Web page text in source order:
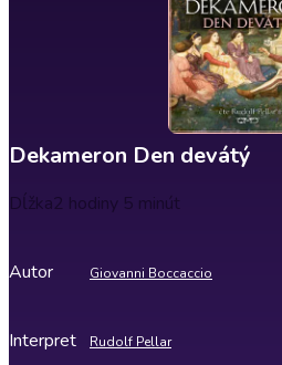
Dekameron Den devátý
Dĺžka2 hodiny 5 minút
Autor Giovanni Boccaccio
Interpret Rudolf Pellar